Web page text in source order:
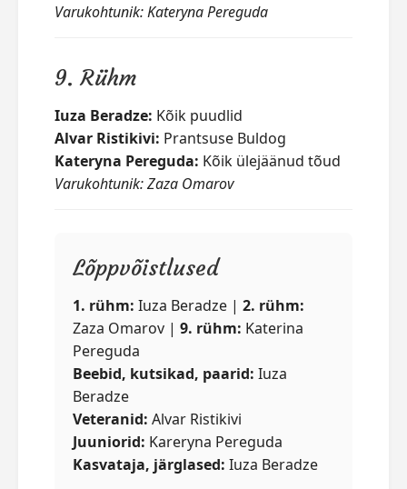
Varukohtunik: Kateryna Pereguda
9. Rühm
Iuza Beradze: Kõik puudlid
Alvar Ristikivi: Prantsuse Buldog
Kateryna Pereguda: Kõik ülejäänud tõud
Varukohtunik: Zaza Omarov
Lõppvõistlused
1. rühm: Iuza Beradze | 2. rühm:
Zaza Omarov | 9. rühm: Katerina
Pereguda
Beebid, kutsikad, paarid: Iuza
Beradze
Veteranid: Alvar Ristikivi
Juuniorid: Kareryna Pereguda
Kasvataja, järglased: Iuza Beradze